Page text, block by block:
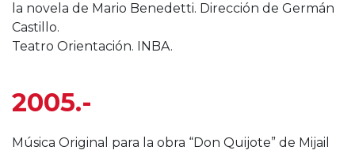
la novela de Mario Benedetti. Dirección de Germán
Castillo.
Teatro Orientación. INBA.
2005.-
Música Original para la obra “Don Quijote” de Mijail